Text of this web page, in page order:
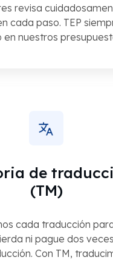
revisa
cada paso. TEP
en nuestros
de
(TM)
cada traducción
ni pague dos
Con TM,